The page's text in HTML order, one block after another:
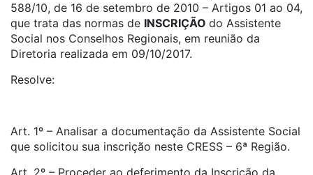
588/10, de 16 de setembro de 2010 – Artigos 01 ao 04,
que trata das normas de INSCRIÇÃO do Assistente
Social nos Conselhos Regionais, em reunião da
Diretoria realizada em 09/10/2017.
Resolve:
Art. 1º – Analisar a documentação da Assistente Social
que solicitou sua inscrição neste CRESS – 6ª Região.
Art. 2º – Proceder ao deferimento da Inscrição da